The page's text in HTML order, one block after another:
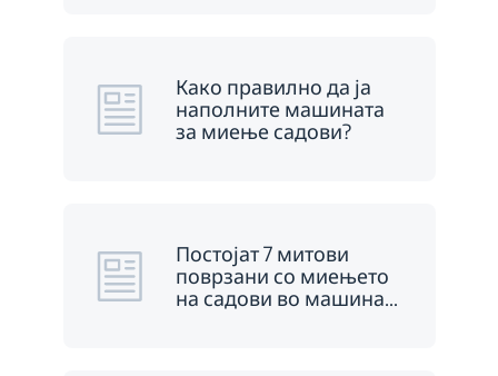
Како правилно да ја
наполните машината
за миење садови?
Постојат 7 митови
поврзани со миењето
на садови во машина…